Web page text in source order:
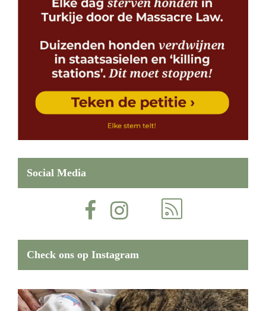
Social Media
Check ons op Instagram